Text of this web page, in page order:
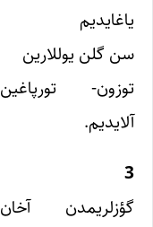
یاغایدیم
سن گلن یوللارین
توزون- تورپاغین
آلایدیم.
3
گؤزلریمدن آخان